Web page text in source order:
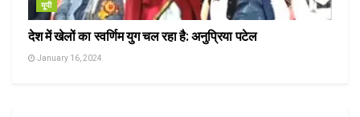
यूपी
देश में खेलों का स्वर्णिम युग चल रहा है: अनुप्रिया पटेल
January 16, 2024